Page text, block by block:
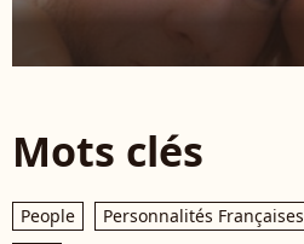
Mots clés
People Personnalités Françaises